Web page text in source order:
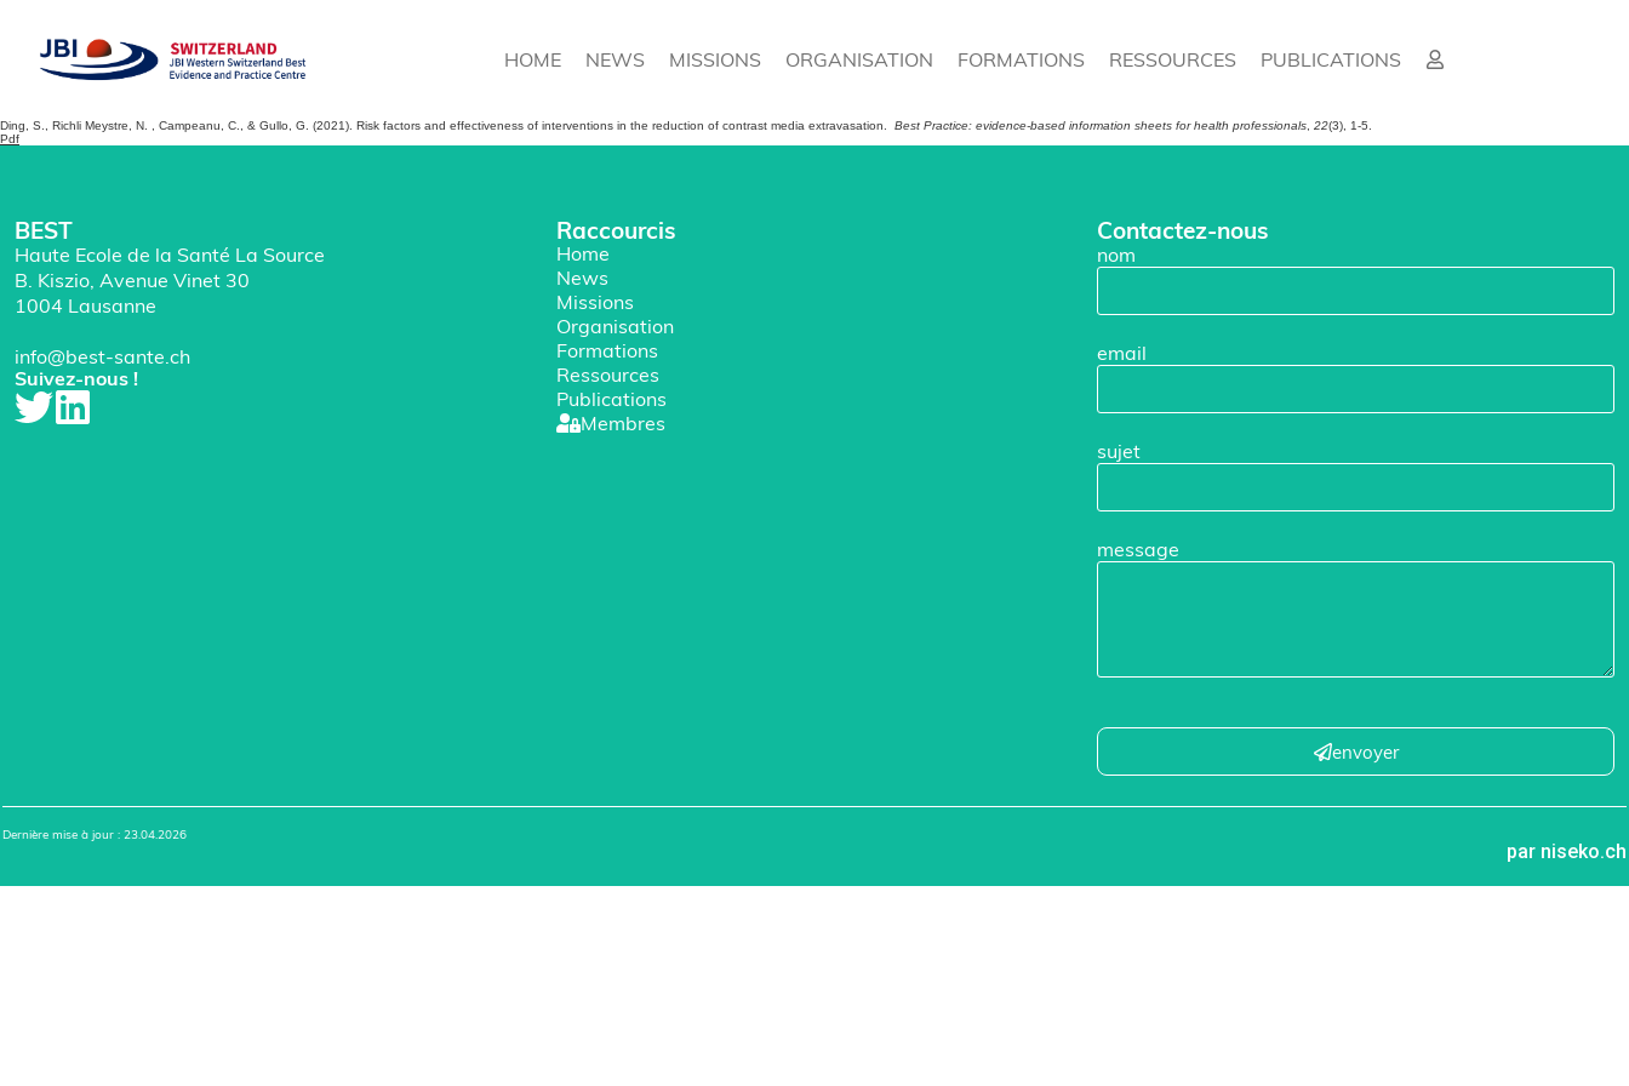
HOME NEWS MISSIONS ORGANISATION FORMATIONS RESSOURCES PUBLICATIONS
Ding, S., Richli Meystre, N. , Campeanu, C., & Gullo, G. (2021). Risk factors and effectiveness of interventions in the reduction of contrast media extravasation. Best Practice: evidence-based information sheets for health professionals 22(3), 1-5.
Pdf
BEST
Haute Ecole de la Santé La Source
B. Kiszio, Avenue Vinet 30
1004 Lausanne
info@best-sante.ch
Suivez-nous !
Raccourcis
Home
News
Missions
Organisation
Formations
Ressources
Publications
Membres
Contactez-nous
nom
email
sujet
message
envoyer
Dernière mise à jour : 23.04.2026
par niseko.ch